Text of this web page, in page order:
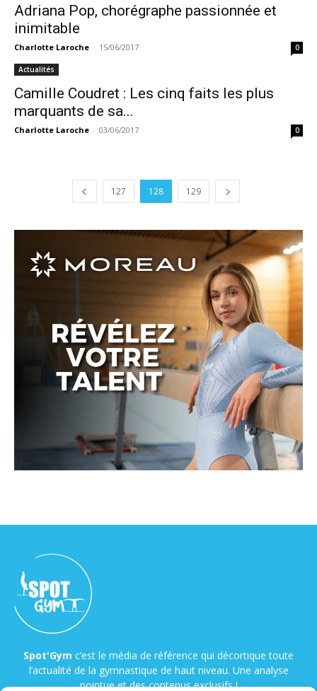
Adriana Pop, chorégraphe passionnée et
inimitable
Charlotte Laroche - 15/06/2017 0
Actualités
Camille Coudret : Les cinq faits les plus
marquants de sa...
Charlotte Laroche - 03/06/2017 0
127 128 129
Spot'Gym c’est le média de référence qui décortique toute
l’actualité de la gymnastique de haut niveau. Une analyse
pointue et des contenus exclusifs !